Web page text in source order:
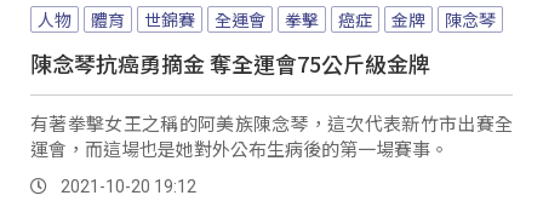
人物 體育 世錦賽 全運會 拳擊 癌症 金牌 陳念琴
陳念琴抗癌勇摘金 奪全運會75公斤級金牌
有著拳擊女王之稱的阿美族陳念琴，這次代表新竹市出賽全
運會，而這場也是她對外公布生病後的第一場賽事。
2021-10-20 19:12